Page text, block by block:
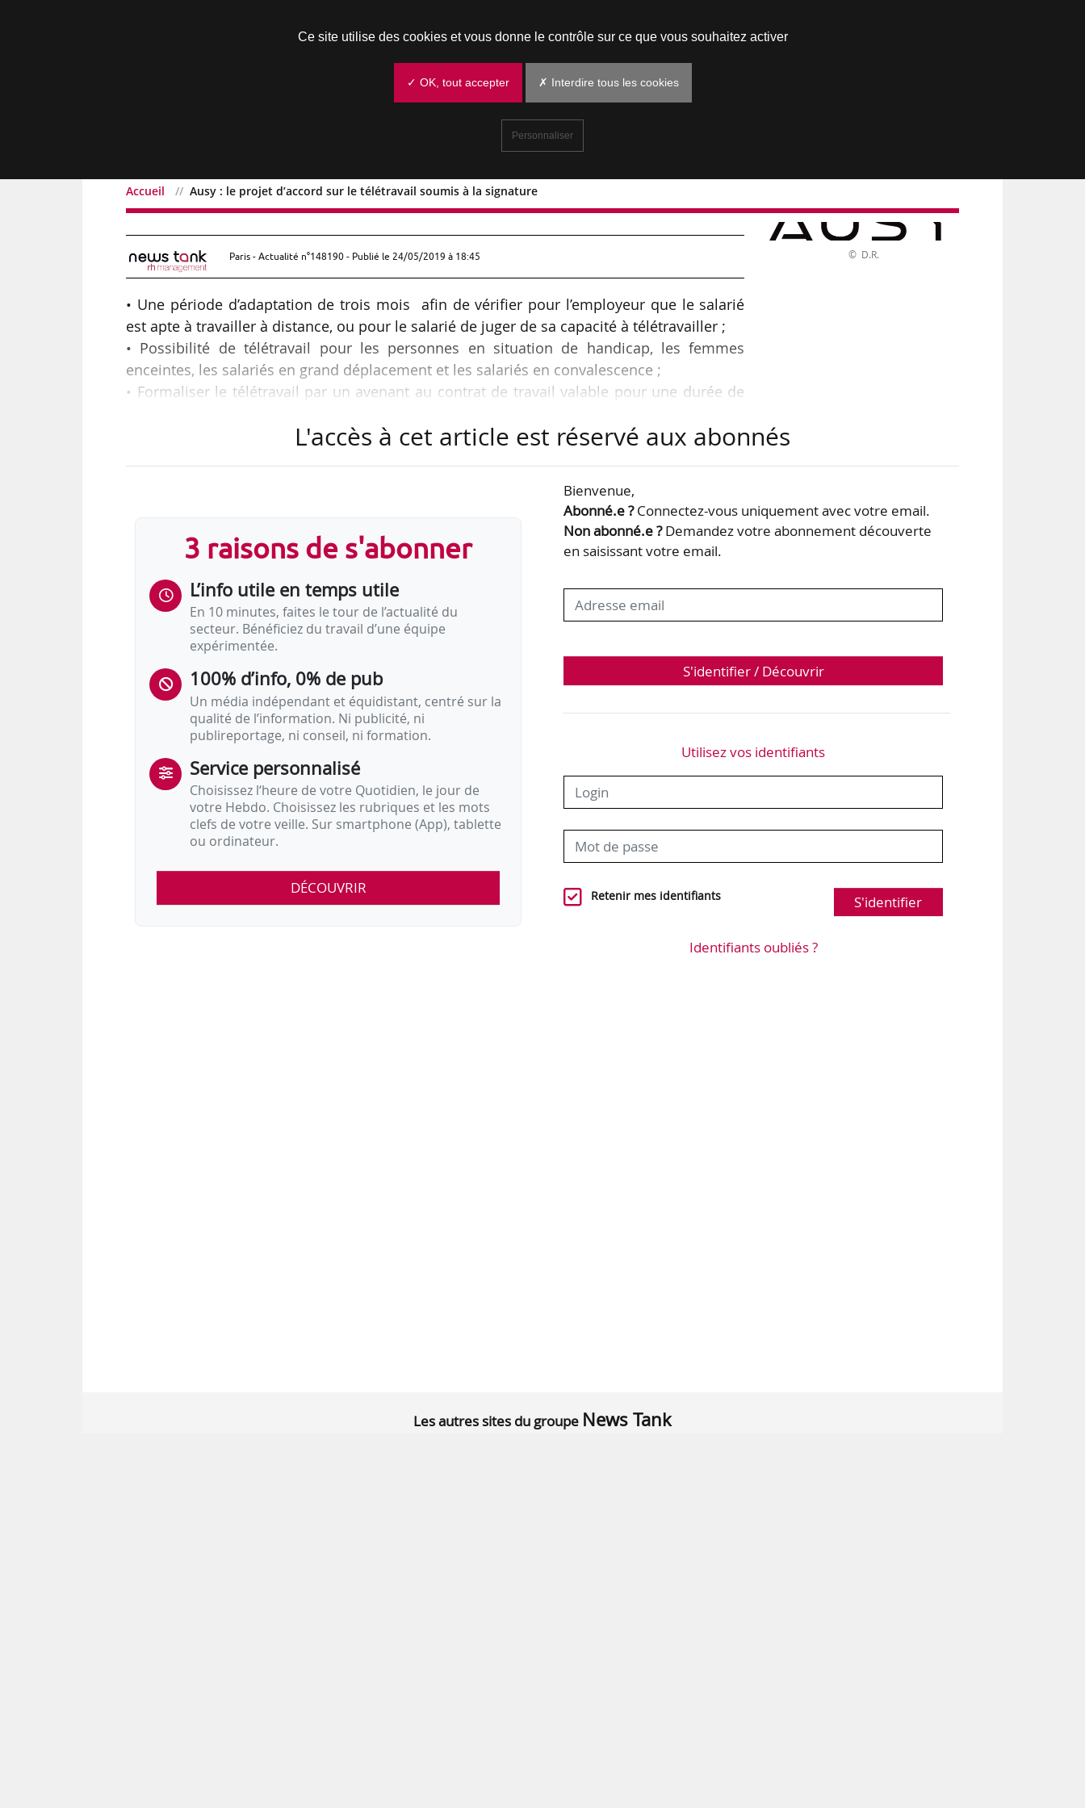
Accueil Ausy : le projet d’accord sur le télétravail soumis à la signature
Ausy : le projet d’accord sur le télétravail soumis à la signature
Paris - Actualité n°148190 - Publié le 24/05/2019 à 18:45
• Une période d’adaptation de trois mois afin de vérifier pour l’employeur que le salarié
est apte à travailler à distance, ou pour le salarié de juger de sa capacité à télétravailler ;
• Possibilité de télétravail pour les personnes en situation de handicap, les femmes
enceintes, les salariés en grand déplacement et les salariés en convalescence ;
• Formaliser le télétravail par un avenant au contrat de travail valable pour une durée de
• Une indemnité mensuelle forfaitaire sur une base de 15 euros proratisée au nombre de
Telles sont les principales dispositions de l’accord relatif au télétravail…
© D.R.
L'accès à cet article est réservé aux abonnés
3 raisons de s'abonner
L’info utile en temps utile
En 10 minutes, faites le tour de l’actualité du
secteur. Bénéficiez du travail d’une équipe
expérimentée.
100% d’info, 0% de pub
Un média indépendant et équidistant, centré sur la
qualité de l’information. Ni publicité, ni
publireportage, ni conseil, ni formation.
Service personnalisé
Choisissez l‘heure de votre Quotidien, le jour de
votre Hebdo. Choisissez les rubriques et les mots
clefs de votre veille. Sur smartphone (App), tablette
ou ordinateur.
DÉCOUVRIR
Bienvenue,
Abonné.e ?Connectez-vous uniquement avec votre email.
Non abonné.e ?Demandez votre abonnement découverte
en saisissant votre email.
S'identifier / Découvrir
Utilisez vos identifiants
Retenir mes identifiants S'identifier
Identifiants oubliés ?
Les autres sites du groupe News Tank
Ce site utilise des cookies et vous donne le contrôle sur ce que vous souhaitez activer
✓ OK, tout accepter ✗ Interdire tous les cookies
Personnaliser